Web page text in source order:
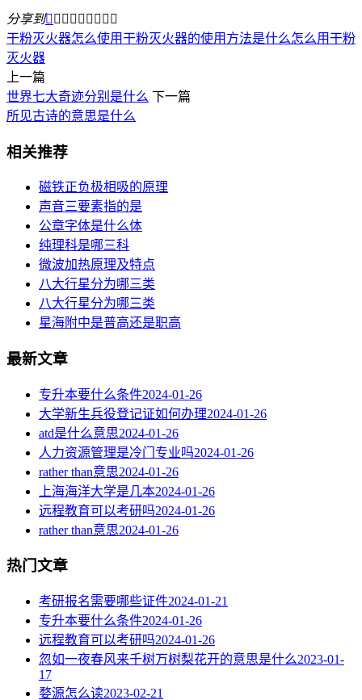
分享到        
干粉灭火器怎么使用干粉灭火器的使用方法是什么怎么用干粉
灭火器
上一篇
世界七大奇迹分别是什么 下一篇
所见古诗的意思是什么
相关推荐
磁铁正负极相吸的原理
声音三要素指的是
公章字体是什么体
纯理科是哪三科
微波加热原理及特点
八大行星分为哪三类
八大行星分为哪三类
星海附中是普高还是职高
最新文章
专升本要什么条件2024-01-26
大学新生兵役登记证如何办理2024-01-26
atd是什么意思2024-01-26
人力资源管理是冷门专业吗2024-01-26
rather than意思2024-01-26
上海海洋大学是几本2024-01-26
远程教育可以考研吗2024-01-26
rather than意思2024-01-26
热门文章
考研报名需要哪些证件2024-01-21
专升本要什么条件2024-01-26
远程教育可以考研吗2024-01-26
忽如一夜春风来千树万树梨花开的意思是什么2023-01-
17
婺源怎么读2023-02-21